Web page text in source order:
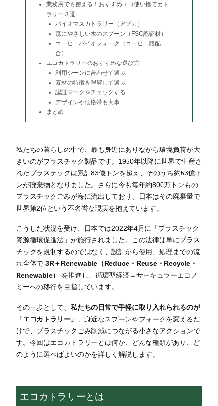
業務用でも使える！おすすめエコ使い捨てカト
ラリー３選
バイオマスカトラリー（アプカ）
森にやさしい木のスプーン（FSC認証材）
コーヒーバイオフォーク（コーヒー殻配
合）
エコカトラリーのおすすめな選び方
利用シーンに合わせて選ぶ
素材の特徴を理解して選ぶ
認証マークをチェックする
デザインや価格帯も大事
まとめ
私たちの暮らしの中で、最も身近にありながら環境負荷が大
きいのがプラスチック製品です。1950年以降に世界で生産さ
れたプラスチックは累計83億トンを超え、そのうち約63億ト
ンが廃棄物となりました。さらに今も毎年約800万トンもの
プラスチックごみが海に流出しており、日本はその廃棄量で
世界第2位という不名誉な現実を抱えています。
こうした状況を受け、日本では2022年4月に「プラスチック
資源循環促進法」が施行されました。この法律は単にプラス
チックを規制するのではなく、設計から使用、処理までの流
れ全体で 3R＋Renewable（Reduce・Reuse・Recycle・
Renewable）
を推進し、循環型経済＝サーキュラーエコノ
ミーへの移行を目指しています。
その一歩として、 私たちの日常で手軽に取り入れられるのが
「エコカトラリー」 。身近なスプーンやフォークを変えるだ
けで、プラスチックごみ削減につながる小さなアクションで
す。今回はエコカトラリーとは何か、どんな種類があり、ど
のように選べばよいのかを詳しく解説します。
エコカトラリーとは